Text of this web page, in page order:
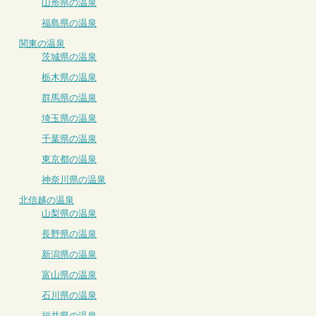
山形県の温泉
福島県の温泉
関東の温泉
茨城県の温泉
栃木県の温泉
群馬県の温泉
埼玉県の温泉
千葉県の温泉
東京都の温泉
神奈川県の温泉
北信越の温泉
山梨県の温泉
長野県の温泉
新潟県の温泉
富山県の温泉
石川県の温泉